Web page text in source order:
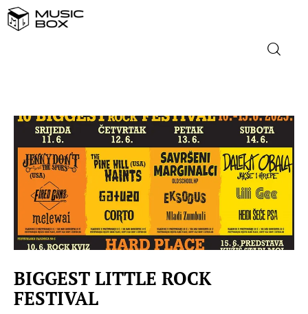
DOMAĆA GLAZBA
STRANA GLAZBA
FILM
MUSIC BOX
BIGGEST LITTLE ROCK
FESTIVAL